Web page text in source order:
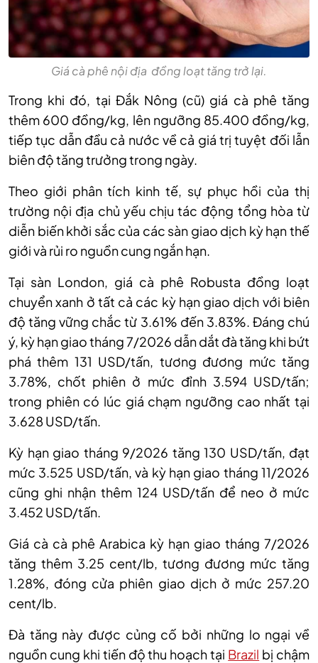
Giá cà phê nội địa đồng loạt tăng trở lại.
Trong khi đó, tại Đắk Nông (cũ) giá cà phê tăng
thêm 600 đồng/kg, lên ngưỡng 85.400 đồng/kg,
tiếp tục dẫn đầu cả nước về cả giá trị tuyệt đối lẫn
biên độ tăng trưởng trong ngày.
Theo giới phân tích kinh tế, sự phục hồi của thị
trường nội địa chủ yếu chịu tác động tổng hòa từ
diễn biến khởi sắc của các sàn giao dịch kỳ hạn thế
giới và rủi ro nguồn cung ngắn hạn.
Tại sàn London, giá cà phê Robusta đồng loạt
chuyển xanh ở tất cả các kỳ hạn giao dịch với biên
độ tăng vững chắc từ 3.61% đến 3.83%. Đáng chú
ý, kỳ hạn giao tháng 7/2026 dẫn dắt đà tăng khi bứt
phá thêm 131 USD/tấn, tương đương mức tăng
3.78%, chốt phiên ở mức đỉnh 3.594 USD/tấn;
trong phiên có lúc giá chạm ngưỡng cao nhất tại
3.628 USD/tấn.
Kỳ hạn giao tháng 9/2026 tăng 130 USD/tấn, đạt
mức 3.525 USD/tấn, và kỳ hạn giao tháng 11/2026
cũng ghi nhận thêm 124 USD/tấn để neo ở mức
3.452 USD/tấn.
Giá cà cà phê Arabica kỳ hạn giao tháng 7/2026
tăng thêm 3.25 cent/lb, tương đương mức tăng
1.28%, đóng cửa phiên giao dịch ở mức 257.20
cent/lb.
Đà tăng này được củng cố bởi những lo ngại về
nguồn cung khi tiến độ thu hoạch tại Brazil bị chậm